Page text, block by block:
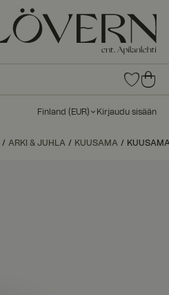
0
tuot
suo
0
tu
ot
a
Finland ( EUR) Kirjaudu sisään
ARKI & JUHLA KUUSAMA